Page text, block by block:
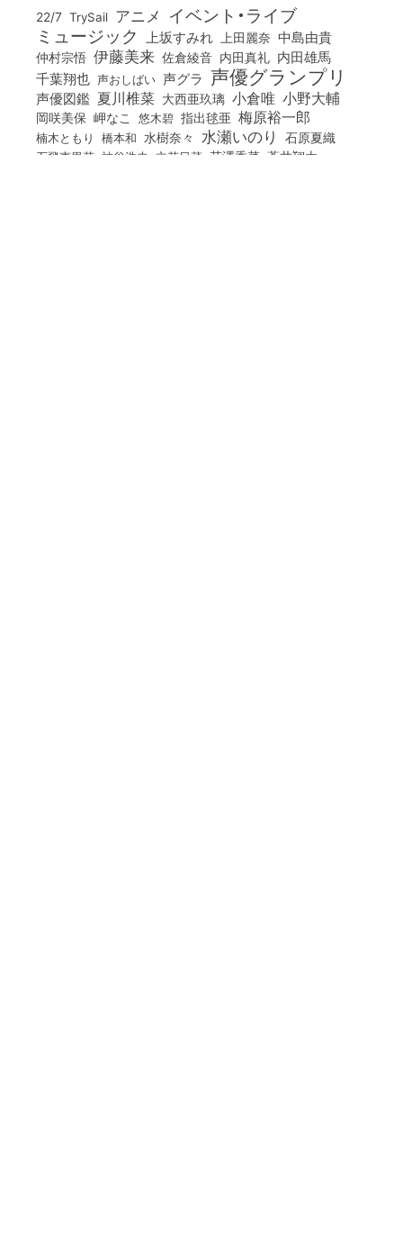
22/7 TrySail アニメ イベント・ライブ
ミュージック 上坂すみれ 上田麗奈 中島由貴
仲村宗悟 伊藤美来 佐倉綾音 内田真礼 内田雄馬
千葉翔也 声おしばい 声グラ 声優グランプリ
声優図鑑 夏川椎菜 大西亜玖璃 小倉唯 小野大輔
岡咲美保 岬なこ 悠木碧 指出毬亜 梅原裕一郎
楠木ともり 橋本和 水樹奈々 水瀬いのり 石原夏織
石飛恵里花 神谷浩史 立花日菜 花澤香菜 蒼井翔太